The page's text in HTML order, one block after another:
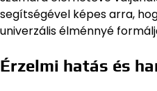
segítségével képes arra,
univerzális élménnyé
Érzelmi hatás és